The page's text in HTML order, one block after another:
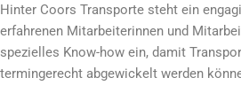
Hinter Coors Transporte steht ein
erfahrenen Mitarbeiterinnen und
spezielles Know-how ein, damit
termingerecht abgewickelt werden